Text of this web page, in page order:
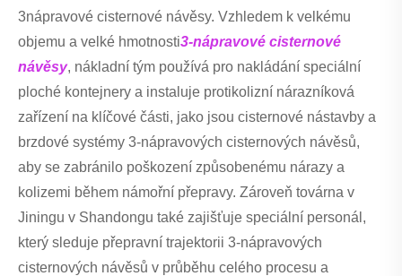
3nápravové cisternové návěsy. Vzhledem k velkému
objemu a velké hmotnosti3-nápravové cisternové
návěsy, nákladní tým používá pro nakládání speciální
ploché kontejnery a instaluje protikolizní nárazníková
zařízení na klíčové části, jako jsou cisternové nástavby a
brzdové systémy 3-nápravových cisternových návěsů,
aby se zabránilo poškození způsobenému nárazy a
kolizemi během námořní přepravy. Zároveň továrna v
Jiningu v Shandongu také zajišťuje speciální personál,
který sleduje přepravní trajektorii 3-nápravových
cisternových návěsů v průběhu celého procesu a